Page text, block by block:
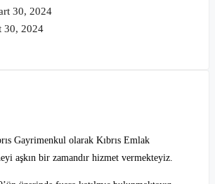
30, 2024
30, 2024
Gayrimenkul olarak Kıbrıs Emlak
aşkın bir zamandır hizmet vermekteyiz.